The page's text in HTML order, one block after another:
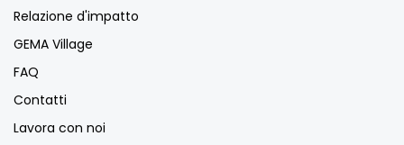
Relazione d'impatto
GEMA Village
FAQ
Contatti
Lavora con noi